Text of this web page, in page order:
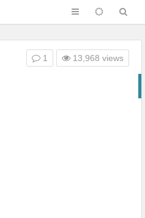
1 13,968 views